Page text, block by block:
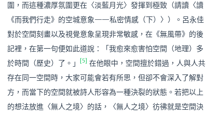
圍，而這種濃厚氛圍更在〈淡藍月光〉發揮到極致（請讀〈讀
《而我們行走》的空城意象——私密情感（下）〉）。呂永佳
對於空間刻畫以及視覺意象呈現非常敏感，在《無風帶》的後
記裡，在第一句便如此道說：「我愈來愈害怕空間（地理）多
於時間（歷史）了。」
[5]
在他眼中，空間擅於錯過，人與人共
存在同一空間時，大家可能會若有所思，但卻不會深入了解對
方，而當下的空間就被詩人形容為一種決裂的狀態。若把以上
的想法放進〈無人之境〉的話，〈無人之境〉彷彿就是空間決